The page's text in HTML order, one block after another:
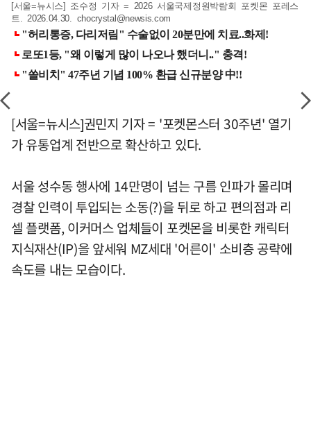
[서울=뉴시스] 조수정 기자 = 2026 서울국제정원박람회 포켓몬 포레스
트. 2026.04.30. chocrystal@newsis.com
[서울=뉴시스]권민지 기자 = '포켓몬스터 30주년' 열기
가 유통업계 전반으로 확산하고 있다.
서울 성수동 행사에 14만명이 넘는 구름 인파가 몰리며
경찰 인력이 투입되는 소동(?)을 뒤로 하고 편의점과 리
셀 플랫폼, 이커머스 업체들이 포켓몬을 비롯한 캐릭터
지식재산(IP)을 앞세워 MZ세대 '어른이' 소비층 공략에
속도를 내는 모습이다.